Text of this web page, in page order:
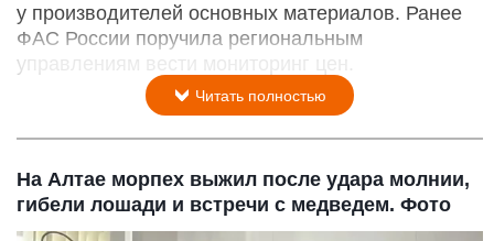
у производителей основных материалов. Ранее
ФАС России поручила региональным
управлениям вести мониторинг цен.
Читать полностью
На Алтае морпех выжил после удара молнии,
гибели лошади и встречи с медведем. Фото